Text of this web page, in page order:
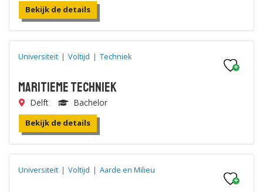
Bekijk de details
Universiteit | Voltijd | Techniek
Maritieme Techniek
Delft Bachelor
Bekijk de details
Universiteit | Voltijd | Aarde en Milieu